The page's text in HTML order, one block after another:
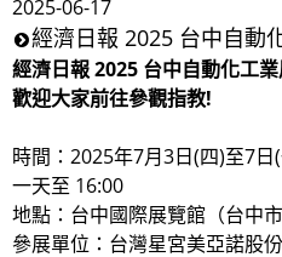
2025-06-17
經濟日報 2025 台中自動
經濟日報 2025 台中自動化工
歡迎大家前往參觀指教!
時間：2025年7月3日(四)至7
一天至 16:00
地點：台中國際展覽館（台中
參展單位：台灣星宮美亞諾股